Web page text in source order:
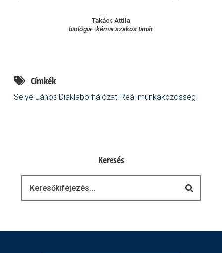
Takács Attila
biológia–kémia szakos tanár
Címkék
Selye János Diáklaborhálózat Reál munkaközösség
Keresés